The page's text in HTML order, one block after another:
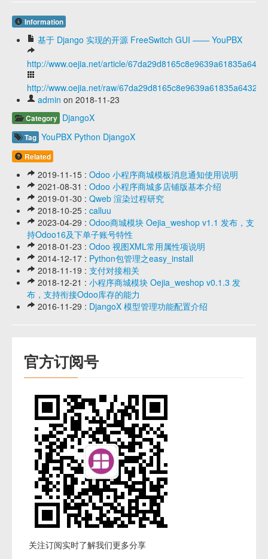
Information
基于 Django 实现的开源 FreeSwitch GUI —— YouPBX
http://www.oejia.net/article/
http://www.oejia.net/raw/
admin on 2018-11-23
Category DjangoX
Tag YouPBX Python DjangoX
Related
2019-11-15 : Odoo 小程序商城模板消息通知使用说明
2021-08-31 : Odoo 小程序商城多店铺版基本介绍
2019-01-30 : Qweb 渲染过程研究
2018-10-25 : calluu
2023-04-29 : Odoo商城模块 Oejia_weshop v1.1 发布，支
持Odoo16及下单子账号特性
2018-01-23 : Odoo 视图XML常用属性项说明
2014-12-17 : Python包管理之easy_install
2018-11-19 : 支付对接相关
2018-12-21 : 小程序商城模块 Oejia_weshop v0.1.3 发
布，支持衔接Odoo库存的能力
2016-11-29 : DjangoX 模型管理功能配置介绍
官方订阅号
关注订阅实时了解我们更多分享